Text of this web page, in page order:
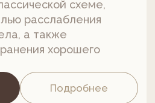
Подробнее